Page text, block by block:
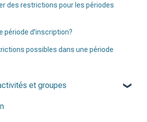
des restrictions pour les périodes
période d'inscription?
possibles dans une période
et groupes